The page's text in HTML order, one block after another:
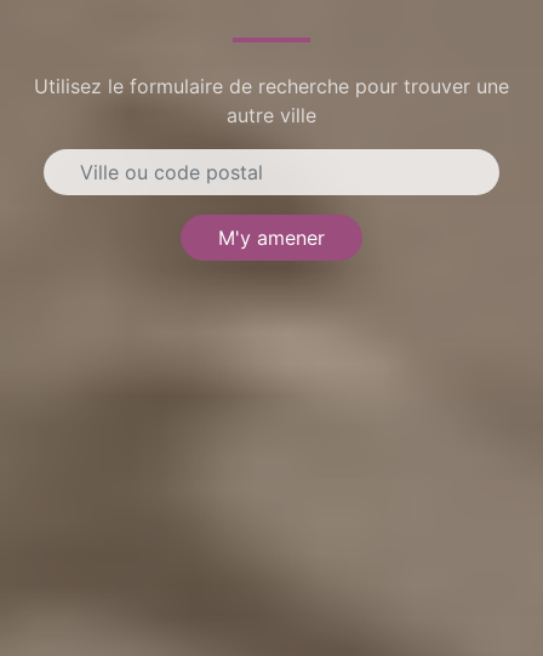
Utilisez le formulaire de recherche pour trouver une
autre ville
M'y amener